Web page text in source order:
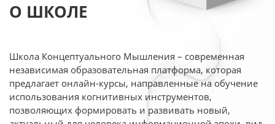
О ШКОЛЕ
Школа Концептуального Мышления – современная
независимая образовательная платформа, которая
предлагает онлайн-курсы, направленные на обучение
использования когнитивных инструментов,
позволяющих формировать и развивать новый,